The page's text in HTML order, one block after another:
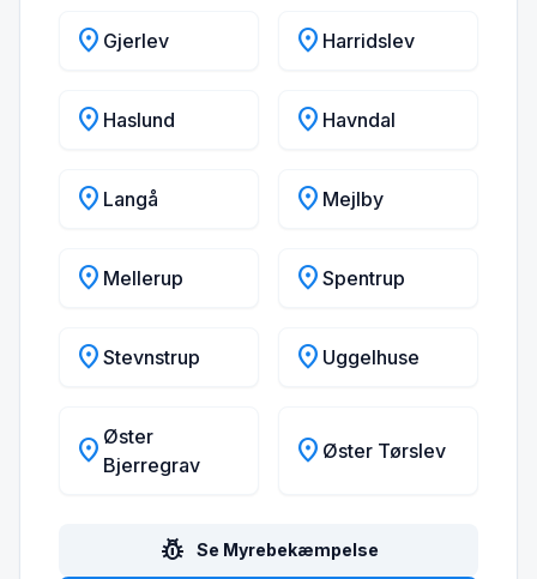
location_on Gjerlev location_on Harridslev
location_on Haslund location_on Havndal
location_on Langå location_on Mejlby
location_on Mellerup location_on Spentrup
location_on Stevnstrup location_on Uggelhuse
location_on Øster
Bjerregrav
location_on Øster Tørslev
pest_control Se Myrebekæmpelse